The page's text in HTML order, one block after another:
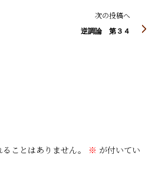
次の投稿へ
逆調論 第３４
ことはありません。 ※ が付いてい